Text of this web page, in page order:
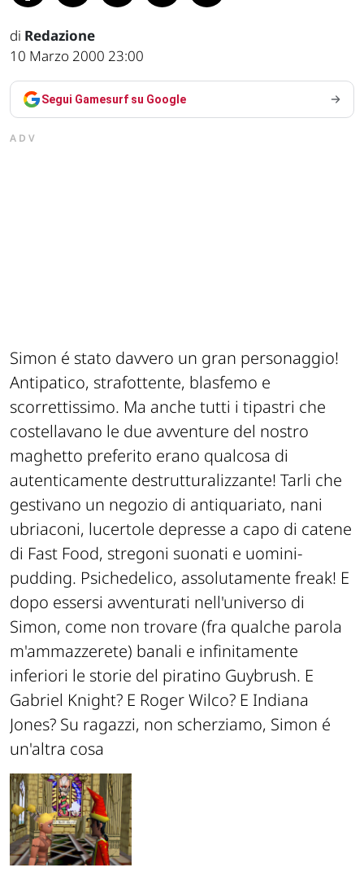
di Redazione
10 Marzo 2000 23:00
Segui Gamesurf su Google
ADV
Simon é stato davvero un gran personaggio!
Antipatico, strafottente, blasfemo e
scorrettissimo. Ma anche tutti i tipastri che
costellavano le due avventure del nostro
maghetto preferito erano qualcosa di
autenticamente destrutturalizzante! Tarli che
gestivano un negozio di antiquariato, nani
ubriaconi, lucertole depresse a capo di catene
di Fast Food, stregoni suonati e uomini-
pudding. Psichedelico, assolutamente freak! E
dopo essersi avventurati nell'universo di
Simon, come non trovare (fra qualche parola
m'ammazzerete) banali e infinitamente
inferiori le storie del piratino Guybrush. E
Gabriel Knight? E Roger Wilco? E Indiana
Jones? Su ragazzi, non scherziamo, Simon é
un'altra cosa